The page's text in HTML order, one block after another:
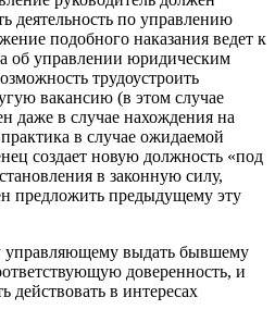
деятельность по управлению
подобного наказания ведет к
об управлении юридическим
трудоустроить
вакансию (в этом случае
даже в случае нахождения на
в случае ожидаемой
создает новую должность «под
в законную силу,
предложить предыдущему эту
управляющему выдать бывшему
доверенность, и
действовать в интересах